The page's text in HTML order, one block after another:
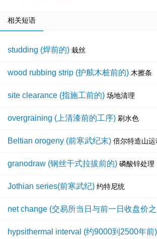
相关短语
studding (焊前的) 栽丝
wood rubbing strip (护舷木桩前的) 木擦条
site clearance (指施工前的) 场地清理
overgraining (上清漆前的工序) 刷水色
Beltian orogeny (前寒武纪末) 倍尔特造山运
granodraw (钢丝干式拉拔前的) 磷酸锌处理
Jothian series(前寒武纪) 约特尼统
net change (交易所当日与前一日收盘价
hypsithermal interval (约9000到2500年前)